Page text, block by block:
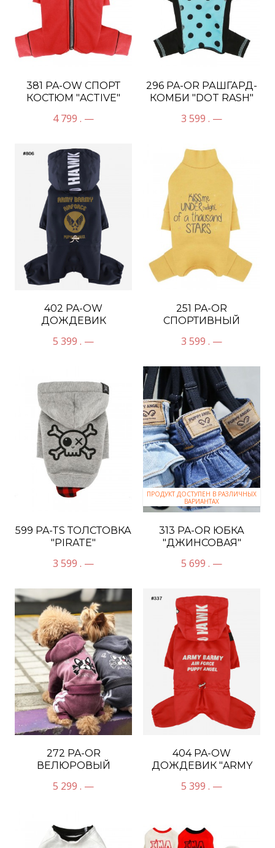
381 PA-OW СПОРТ
КОСТЮМ "ACTIVE"
4 799 . —
296 PA-OR РАШГАРД-
КОМБИ "DOT RASH"
3 599 . —
402 PA-OW
ДОЖДЕВИК
СВЕТЯЩИМСЯ В
5 399 . —
251 PA-OR
СПОРТИВНЫЙ
3 599 . —
599 PA-TS ТОЛСТОВКА
"PIRATE"
3 599 . —
ПРОДУКТ ДОСТУПЕН В РАЗЛИЧНЫХ
ВАРИАНТАХ
313 PA-OR ЮБКА
"ДЖИНСОВАЯ"
5 699 . —
272 PA-OR
ВЕЛЮРОВЫЙ
5 299 . —
404 PA-OW
ДОЖДЕВИК "ARMY
СВЕТЯЩИМСЯ В
5 399 . —